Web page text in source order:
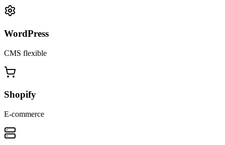
WordPress
CMS flexible
Shopify
E-commerce